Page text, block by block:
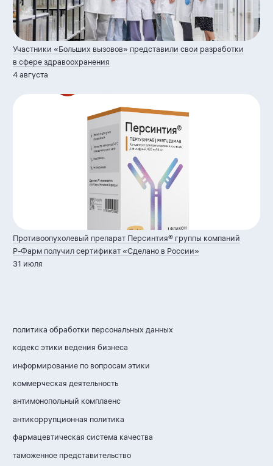
Участники «Больших вызовов» представили свои разработки
в сфере здравоохранения
4 августа
Противоопухолевый препарат Персинтия® группы компаний
Р-Фармполучил сертификат «Сделано в России»
31 июля
политика обработки персональных данных
кодекс этики ведения бизнеса
информирование по вопросам этики
коммерческая деятельность
антимонопольный комплаенс
антикоррупционная политика
фармацевтическая система качества
таможенное представительство